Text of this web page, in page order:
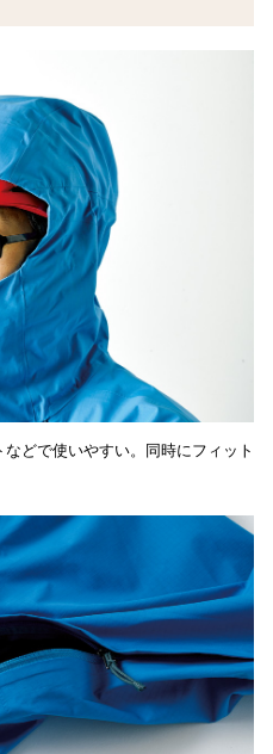
どで使いやすい。同時にフィット